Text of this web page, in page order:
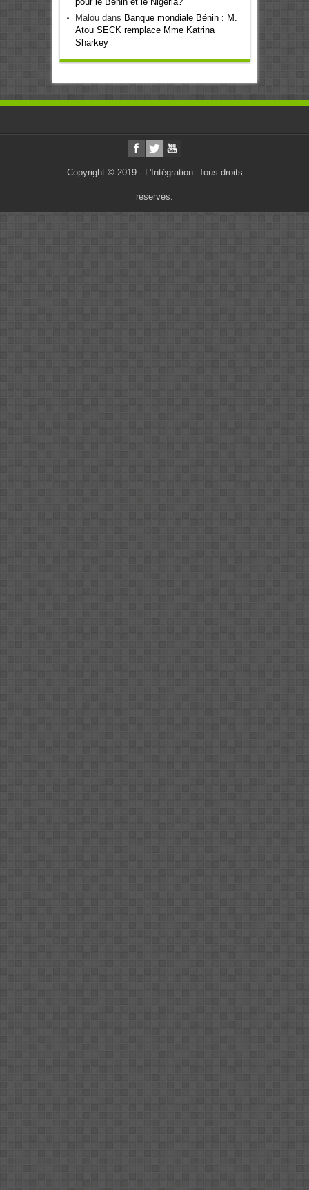
Maloudans Banque mondiale Bénin : M.
Atou SECK remplace Mme Katrina
Sharkey
Copyright © 2019 - L'Intégration. Tous droits
réservés.